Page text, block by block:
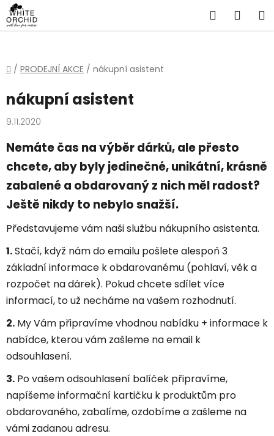
Přejít
na
obsah
Hledat
Domů
/ PRODEJNÍ AKCE / nákupní asistent
nákupní asistent
9.11.2020
Nemáte čas na výběr dárků, ale přesto
chcete, aby byly jedinečné, unikátní, krásně
zabalené a obdarovaný z nich měl radost?
Ještě nikdy to nebylo snažší.
Představujeme vám naši službu nákupního asistenta.
1.Stačí, když nám do emailu pošlete alespoň 3
základní informace k obdarovanému (pohlaví, věk a
rozpočet na dárek). Pokud chcete sdílet více
informací, to už necháme na vašem rozhodnutí.
2. My Vám připravíme vhodnou nabídku + informace k
nabídce, kterou vám zašleme na email k
odsouhlasení.
3. Po vašem odsouhlasení balíček připravíme,
napíšeme informační kartičku k produktům pro
obdarovaného, zabalíme, ozdobíme a zašleme na
vámi zadanou adresu.